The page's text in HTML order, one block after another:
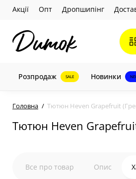
Акції Опт Дропшипінг
Розпродаж SALE Новинки
Головна Тютюн Heven Grapefruit
Тютюн Heven
Все про товар Опис